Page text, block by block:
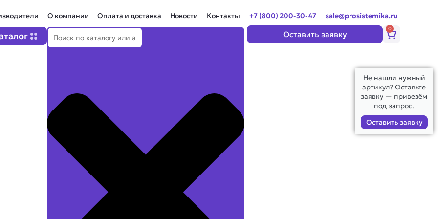
О компании Оплата и доставка Новости Контакты
Поиск
Open Каталог
+7 (800) 200-30-47 sale@prosistemika.ru
Оставить заявку
0
Корзина
Не нашли нужный
артикул? Оставьте
заявку — привезём
под запрос.
Оставить заявку